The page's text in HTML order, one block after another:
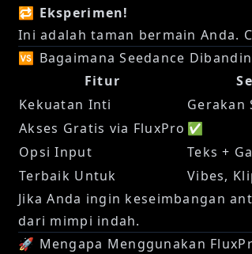
🔁 Eksperimen!
Ini adalah taman bermain Anda.
🆚 Bagaimana Seedance
Fitur
Kekuatan Inti
Gerakan
Akses Gratis via FluxPro ✅
Opsi Input
Teks +
Terbaik Untuk
Vibes,
Jika Anda ingin keseimbangan
dari mimpi indah.
🚀 Mengapa Menggunakan